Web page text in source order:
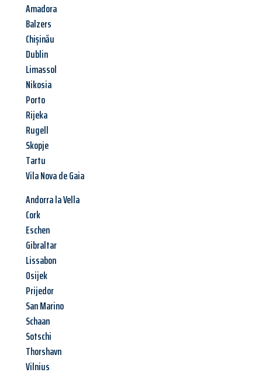
Amadora
Balzers
Chișinău
Dublin
Limassol
Nikosia
Porto
Rijeka
Rugell
Skopje
Tartu
Vila Nova de Gaia
Andorra la Vella
Cork
Eschen
Gibraltar
Lissabon
Osijek
Prijedor
San Marino
Schaan
Sotschi
Thorshavn
Vilnius